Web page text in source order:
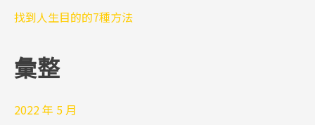
找到人生目的的7種方法
彙整
2022 年 5 月